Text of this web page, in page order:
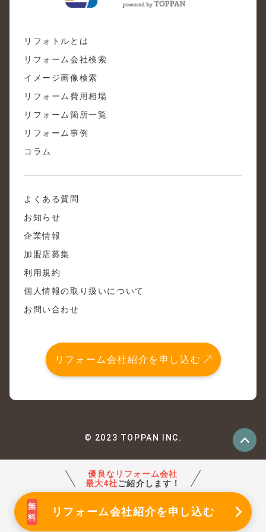
リフォトルとは
リフォーム会社検索
イメージ画像検索
リフォーム費用相場
リフォーム箇所一覧
リフォーム事例
コラム
よくある質問
お知らせ
企業情報
加盟店募集
利用規約
個人情報の取り扱いについて
お問い合わせ
リフォーム会社紹介を申し込む
© 2023 TOPPAN INC.
優良なリフォーム会社
最大4社ご紹介します！
リフォーム会社紹介を申し込む